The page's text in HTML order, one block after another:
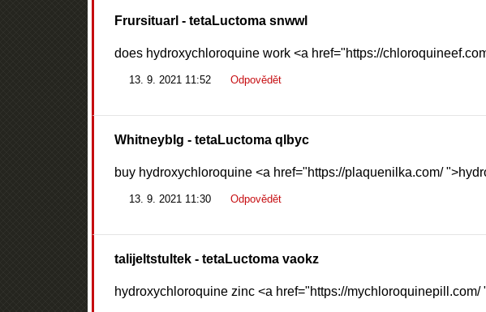
Frursituarl - tetaLuctoma snwwl
does hydroxychloroquine work <a href="https://
13. 9. 2021 11:52 Odpovědět
WhitneybIg - tetaLuctoma qlbyc
buy hydroxychloroquine <a href="https://plaquenilka.com/
13. 9. 2021 11:30 Odpovědět
talijeltstultek- tetaLuctoma vaokz
hydroxychloroquine zinc <a href="https://